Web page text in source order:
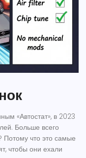
«Автостат», в 2023
Больше всего
Потому что это самые
чтобы они ехали